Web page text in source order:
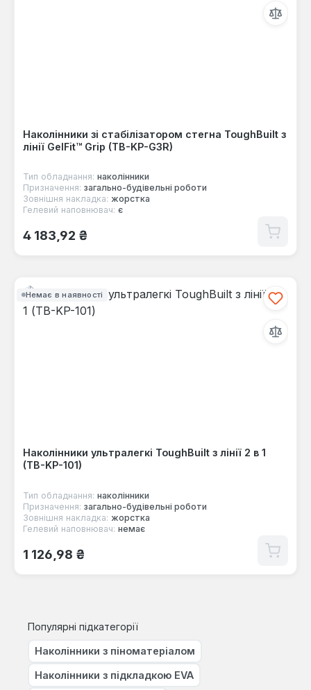
Наколінники зі стабілізатором стегна ToughBuilt з
лінії GelFit™ Grip (TB-KP-G3R)
Тип обладнання: наколінники
Призначення: загально-будівельні роботи
Зовнішня накладка: жорстка
Гелевий наповнювач: є
Звичайна ціна:
4 183,92 ₴
Немає в наявності
Наколінники ультралегкі ToughBuilt з лінії 2 в 1
(TB-KP-101)
Тип обладнання: наколінники
Призначення: загально-будівельні роботи
Зовнішня накладка: жорстка
Гелевий наповнювач: немає
Звичайна ціна:
1 126,98 ₴
Популярні підкатегорії
Наколінники з піноматеріалом
Наколінники з підкладкою EVA